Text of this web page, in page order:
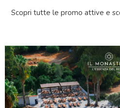
Scopri tutte le promo attive e